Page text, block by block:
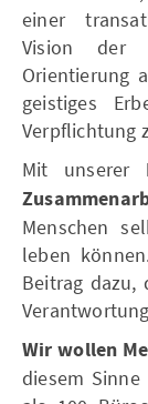
einer
Vision der
Orientierung
geistiges
Verpflichtung
Mit unserer
Menschen
leben
Beitrag dazu,
Wir wollen
diesem